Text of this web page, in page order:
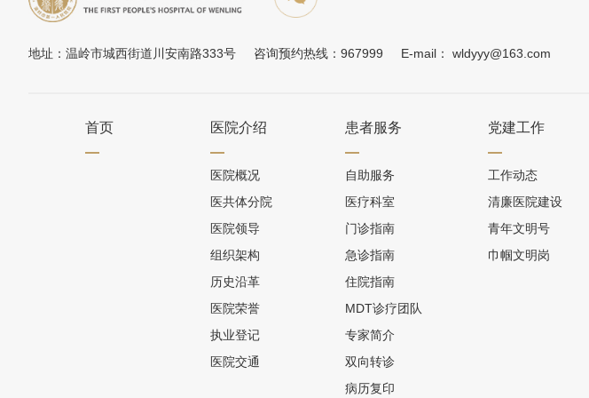
地址：温岭市城西街道川安南路333号 咨询预约热线：967999 E-mail： wldyyy@163.com
首页 医院介绍
医院概况
医共体分院
医院领导
组织架构
历史沿革
医院荣誉
执业登记
医院交通
患者服务
自助服务
医疗科室
门诊指南
急诊指南
住院指南
MDT诊疗团队
专家简介
双向转诊
病历复印
党建工作
工作动态
清廉医院建设
青年文明号
巾帼文明岗